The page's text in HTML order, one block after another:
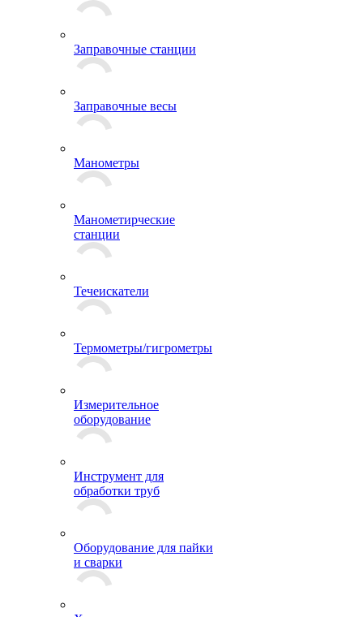
Заправочные станции
Заправочные весы
Манометры
Манометирческие
станции
Течеискатели
Термометры/гигрометры
Измерительное
оборудование
Инструмент для
обработки труб
Оборудование для пайки
и сварки